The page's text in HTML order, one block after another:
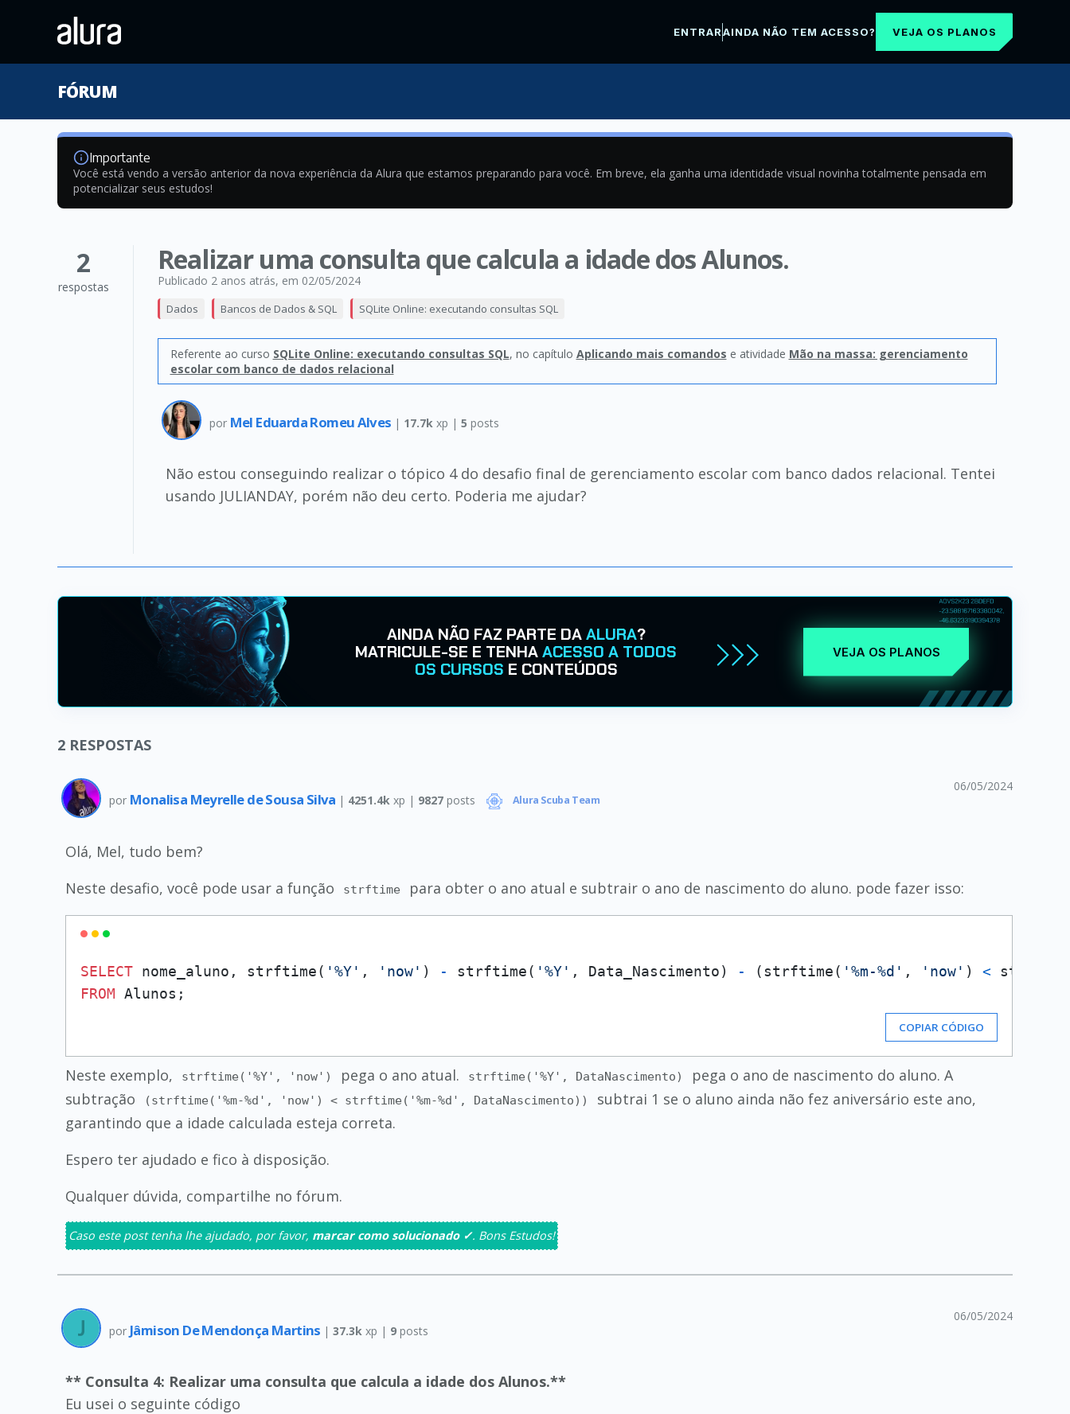
ENTRARAINDA NÃO TEM ACESSO? VEJA OS PLANOS
FÓRUM
Importante
Você está vendo a versão anterior da nova experiência da Alura que estamos preparando para você. Em breve, ela ganha uma identidade visual novinha totalmente pensada em
potencializar seus estudos!
2
respostas
Realizar uma consulta que calcula a idade dos Alunos.
Publicado 2 anos atrás, em 02/05/2024
Dados Bancos de Dados & SQL SQLite Online: executando consultas SQL
Referente ao curso SQLite Online: executando consultas SQL, no capítulo Aplicando mais comandos e atividade Mão na massa: gerenciamento
escolar com banco de dados relacional
por Mel Eduarda Romeu Alves | 17.7k xp |5 posts
Não estou conseguindo realizar o tópico 4 do desafio final de gerenciamento escolar com banco dados relacional. Tentei
usando JULIANDAY, porém não deu certo. Poderia me ajudar?
AINDA NÃO FAZ PARTE DAALURA?
MATRICULE-SE E TENHAACESSO A TODOS
OS CURSOS E CONTEÚDOS
VEJA OS PLANOS
2 RESPOSTAS
por Monalisa Meyrelle de Sousa Silva | 4251.4k xp | 9827 posts Alura Scuba Team
06/05/2024
Olá, Mel, tudo bem?
Neste desafio, você pode usar a função
strftime para obter o ano atual e subtrair o ano de nascimento do aluno. pode fazer isso:
SELECT nome_aluno, strftime( '%Y' , 'now' ) - strftime( '%Y' , Data_Nascimento) - (strftime( '%m-%d' , 'now' ) <
FROM
COPIAR CÓDIGO
Neste exemplo, strftime('%Y', 'now') pega o ano atual. strftime('%Y', DataNascimento)
pega o ano de nascimento do aluno. A
subtração
(strftime('%m-%d', 'now') < strftime('%m-%d', DataNascimento))
subtrai 1 se o aluno ainda não fez aniversário este ano,
garantindo que a idade calculada esteja correta.
Espero ter ajudado e fico à disposição.
Qualquer dúvida, compartilhe no fórum.
Caso este post tenha lhe ajudado, por favor, marcar como solucionado ✓. Bons Estudos!
por Jâmison De Mendonça Martins |37.3k xp | 9 posts
06/05/2024
** Consulta 4: Realizar uma consulta que calcula a idade dos Alunos.**
Eu usei o seguinte código